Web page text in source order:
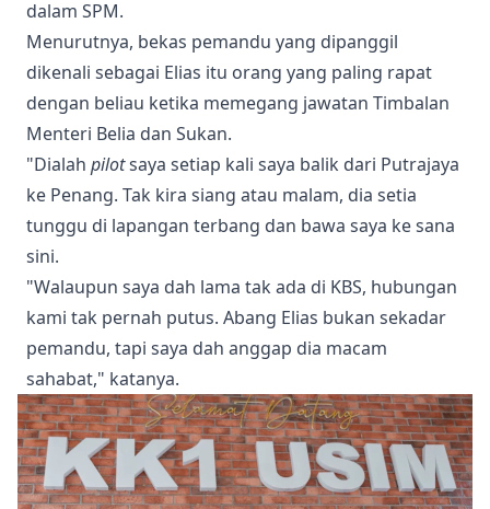
dalam SPM.
Menurutnya, bekas pemandu yang dipanggil
dikenali sebagai Elias itu orang yang paling rapat
dengan beliau ketika memegang jawatan Timbalan
Menteri Belia dan Sukan.
"Dialah pilotsaya setiap kali saya balik dari Putrajaya
ke Penang. Tak kira siang atau malam, dia setia
tunggu di lapangan terbang dan bawa saya ke sana
sini.
"Walaupun saya dah lama tak ada di KBS, hubungan
kami tak pernah putus. Abang Elias bukan sekadar
pemandu, tapi saya dah anggap dia macam
sahabat," katanya.